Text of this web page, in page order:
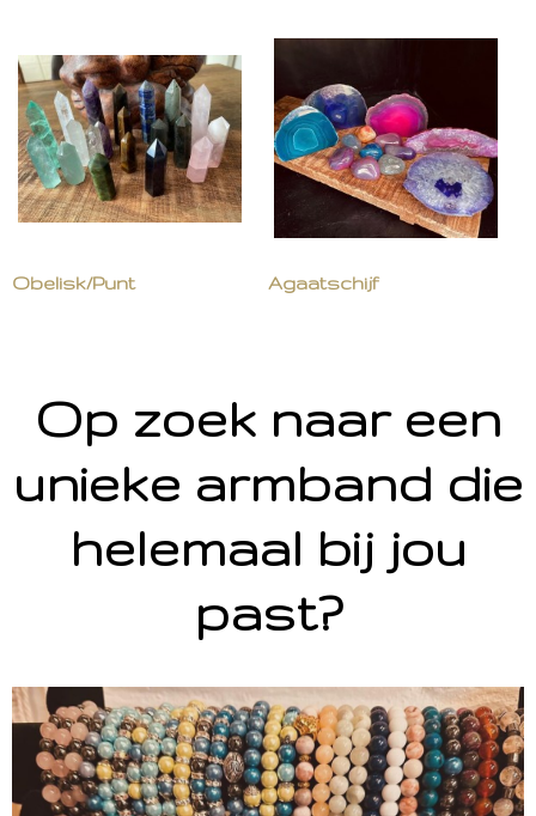
Obelisk/Punt Agaatschijf
Op zoek naar een
unieke armband die
helemaal bij jou
past?